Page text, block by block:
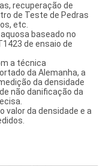
recuperação de
de Teste de Pedras
etc.
baseado no
de ensaio de
a técnica
da Alemanha, a
da densidade
não danificação da
valor da densidade e a